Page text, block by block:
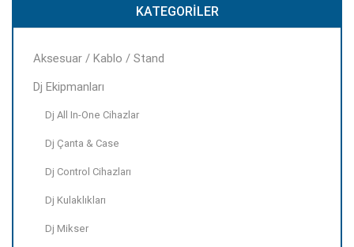
KATEGORILER
Aksesuar / Kablo / Stand
Dj Ekipmanları
Dj All In-One Cihazlar
Dj Çanta & Case
Dj Control Cihazları
Dj Kulaklıkları
Dj Mikser